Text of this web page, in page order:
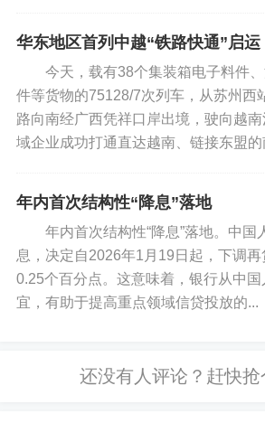
华东地区首列中越“铁路快通”启运
今天，载有38个集装箱电子料件、
件等货物的75128/7次列车，从苏州西
路向南经广西凭祥口岸出境，驶向越
域企业成功打通直达越南、链接东盟的
年内首次结构性“降息”落地
年内首次结构性“降息”落地。中国
息，决定自2026年1月19日起，下调
0.25个百分点。这意味着，银行从中国
宜，有助于提高重点领域信贷投放的...